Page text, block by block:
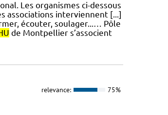
Les organismes ci-dessous
associations interviennent [...]
écouter, soulager...… Pôle
de Montpellier s’associent
relevance: 75%